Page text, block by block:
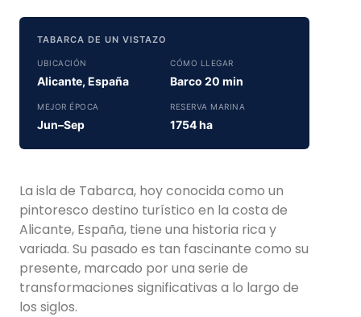
TABARCA DE UN VISTAZO
UBICACIÓN
Alicante, España
CÓMO LLEGAR
Barco 20 min
MEJOR ÉPOCA
Jun–Sep
RESERVA MARINA
1754 ha
La isla de Tabarca, hoy conocida como un
pintoresco destino turístico en la costa de
Alicante, España, tiene una historia rica y
variada. Su pasado es tan fascinante como su
presente, marcado por una serie de
transformaciones significativas a lo largo de
los siglos.